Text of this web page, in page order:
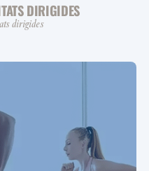
DIRIGIDES
dirigides